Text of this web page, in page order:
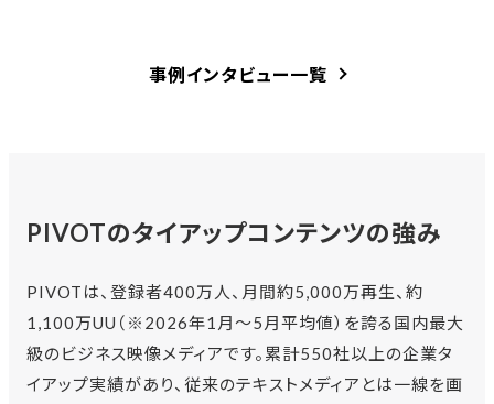
事例インタビュー一覧
PIVOTのタイアップコンテンツの強み
PIVOTは、登録者400万人、月間約5,000万再生、約
1,100万UU（※2026年1月〜5月平均値）を誇る国内最大
級のビジネス映像メディアです。累計550社以上の企業タ
イアップ実績があり、従来のテキストメディアとは一線を画